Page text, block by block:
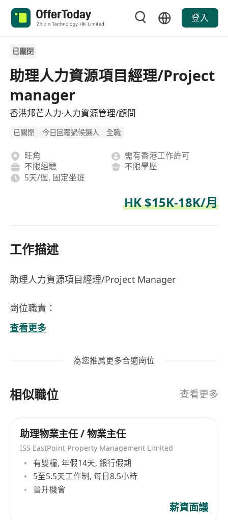
登入
已關閉
助理人力資源項目經理/Project
manager
香港邦芒人力·人力資源管理/顧問
已關閉 今日回覆過候選人 全職
旺角
需有香港工作許可
不限經驗
不限學歷
5天/週, 固定坐班
HK $15K-18K/月
工作描述
助理人力資源項目經理/Project Manager
崗位職責：
1. 負責客戶的人力資源外判服務，包括招聘、薪酬
管理、員工關係等。
3. 維護客戶關係，持續提升外包服務品質並及時回
4.監督外判員工的工作表現，協助安排入職培訓及
崗位要求:
1. 副學士學歷以上，擁有外判服務或倉務相關工作
經驗者優先考慮。
2. 具備基本的人力資源管理知識，對合同管理與勞
動法規有一定瞭解。
3. 良好的人際交往與溝通能力，擁有流利的粵語、
查看更多
為您推薦更多合適崗位
相似職位 查看更多
助理物業主任 / 物業主任
ISS EastPoint Property Management Limited
有雙糧, 年假14天, 銀行假期
5至5.5天工作制, 每日8.5小時
晉升機會
薪資面議